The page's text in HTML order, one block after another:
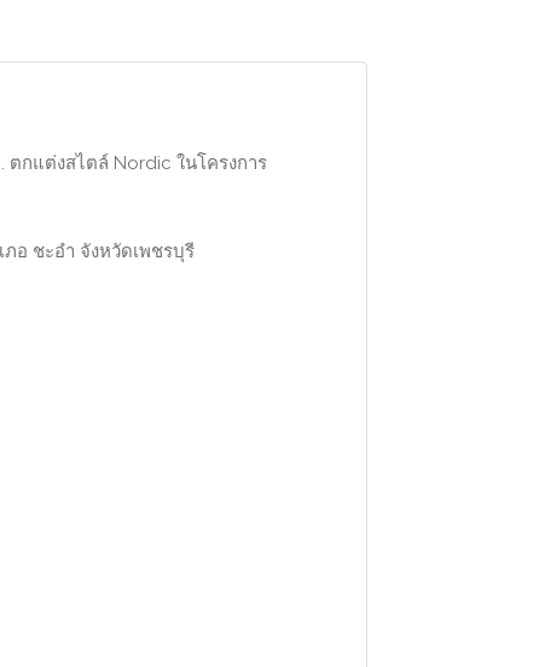
กแต่งสไตล์ Nordic ในโครงการ
อ ชะอำ จังหวัดเพชรบุรี